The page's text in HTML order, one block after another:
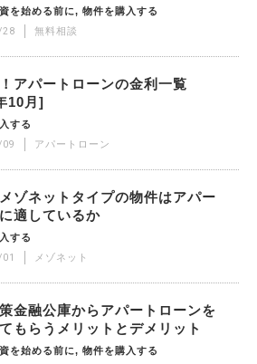
を始める前に 物件を購入する
無料相談
アパートローンの金利一覧
10月]
する
アパートローン
ゾネットタイプの物件はアパー
に適しているか
する
メゾネット
金融公庫からアパートローンを
もらうメリットとデメリット
を始める前に 物件を購入する